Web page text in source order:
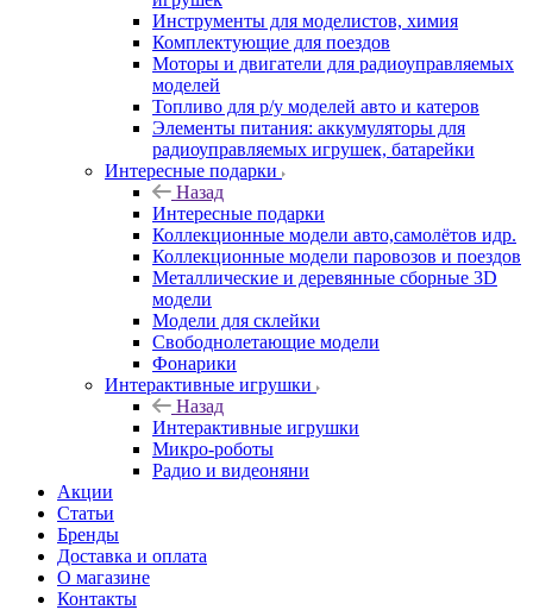
Инструменты для моделистов, химия
Комплектующие для поездов
Моторы и двигатели для радиоуправляемых
моделей
Топливо для р/у моделей авто и катеров
Элементы питания: аккумуляторы для
радиоуправляемых игрушек, батарейки
Интересные подарки
Назад
Интересные подарки
Коллекционные модели авто,самолётов идр.
Коллекционные модели паровозов и поездов
Металлические и деревянные сборные 3D
модели
Модели для склейки
Свободнолетающие модели
Фонарики
Интерактивные игрушки
Назад
Интерактивные игрушки
Микро-роботы
Радио и видеоняни
Акции
Статьи
Бренды
Доставка и оплата
О магазине
Контакты